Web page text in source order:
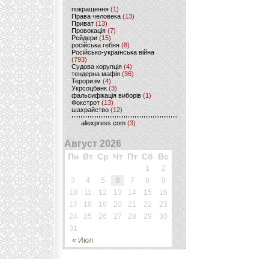
покращення (1)
Права человека(13)
Приват (13)
Провокація (7)
Рейдери (15)
російська гебня (8)
Російсько-українська війна
(793)
Судова корупція (4)
тендерна мафія (36)
Тероризм (4)
Укрсоцбанк (3)
фальсифікація виборів (1)
Фокстрот(13)
шахрайство (12)
aliexpress.com (3)
Август 2026
Пн Вт Ср Чт Пт Сб Вс
« Июл
1
2
3
4 5 6 7 8
9
10
11 12 13 14 15
16
17
18 19 20 21 22
23
24
25 26 27 28 29
30
31